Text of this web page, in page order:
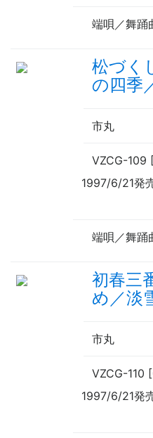
端唄／舞踊
松づく
の四季
市丸
VZCG-109
1997/6/21発
端唄／舞踊
初春三
め／淡
市丸
VZCG-110
1997/6/21発